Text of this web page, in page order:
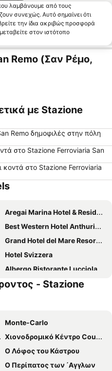
λαμβάνουμε από τους
συνεχώς. Αυτό σημαίνει ότι
την ίδια ακριβώς προσφορά
στον ιστότοπο
Remo (Σαν Ρέμο,
με Stazione
Remo δημοφιλές στην πόλη
στο Stazione Ferroviaria San
κοντά στο Stazione Ferroviaria
Aregai Marina Hotel & Residence
Best Western Hotel Anthurium
Grand Hotel del Mare Resort & Spa
Hotel Svizzera
Albergo Ristorante Lucciola
Hotel Arma Ristorante
Hotel Alexander
- Stazione
Monte-Carlo
Χιονοδρομικό Κέντρο Courchevel
Ο Λόφος του Κάστρου
Ο Περίπατος των ΄Αγγλων